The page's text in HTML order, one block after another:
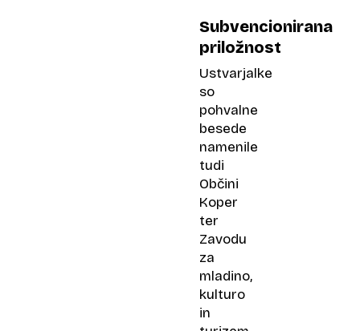
Subvencionirana
priložnost
Ustvarjalke
so
pohvalne
besede
namenile
tudi
Občini
Koper
ter
Zavodu
za
mladino,
kulturo
in